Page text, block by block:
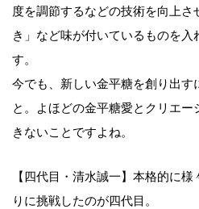
度を調節するなどの技術を向上さ
き」など味が付いているものを
す。
今でも、新しい金平糖を創り出す
と。よほどの金平糖愛とクリエ
きないことですよね。
【四代目・清水誠一】本格的に
りに挑戦したのが四代目。